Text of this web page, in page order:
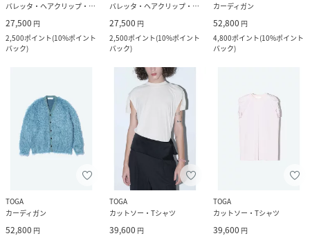
バレッタ・ヘアクリップ・ヘアピン
27,500 円
2,500ポイント(10%ポイント
バック)
バレッタ・ヘアクリップ・ヘアピン
27,500 円
2,500ポイント(10%ポイント
バック)
カーディガン
52,800 円
4,800ポイント(10%ポイント
バック)
TOGA
カーディガン
52,800 円
TOGA
カットソー・Tシャツ
39,600 円
TOGA
カットソー・Tシャツ
39,600 円